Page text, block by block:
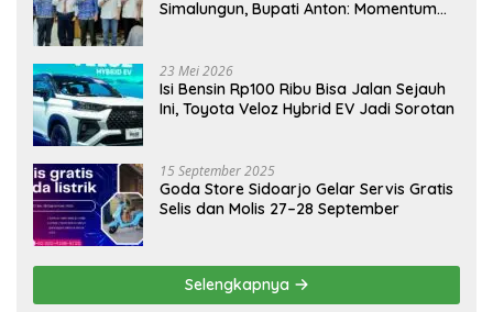
Simalungun, Bupati Anton: Momentum
23 Mei 2026
Isi Bensin Rp100 Ribu Bisa Jalan Sejauh
Ini, Toyota Veloz Hybrid EV Jadi Sorotan
15 September 2025
Goda Store Sidoarjo Gelar Servis Gratis
Selis dan Molis 27–28 September
Selengkapnya